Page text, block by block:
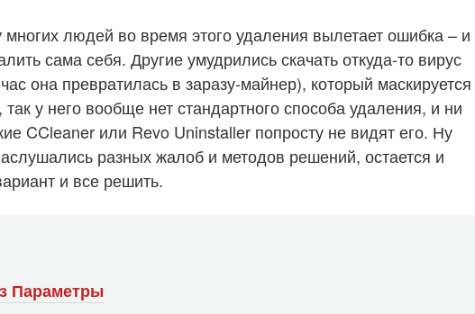
многих людей во время этого удаления вылетает ошибка – и
сама себя. Другие умудрились скачать откуда-то вирус
она превратилась в заразу-майнер), который маскируется
у него вообще нет стандартного способа удаления, и ни
CCleaner или Revo Uninstaller попросту не видят его. Ну
разных жалоб и методов решений, остается и
и все решить.
Параметры